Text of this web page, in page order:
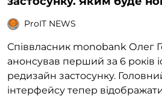
ProIT NEWS
Співвласник monobank Олег
анонсував перший за 6 років
редизайн застосунку.
інтерфейсу тепер